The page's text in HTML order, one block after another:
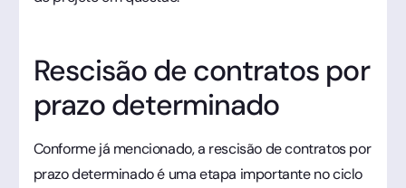
Rescisão de contratos por
prazo determinado
Conforme já mencionado, a rescisão de contratos por
prazo determinado é uma etapa importante no ciclo